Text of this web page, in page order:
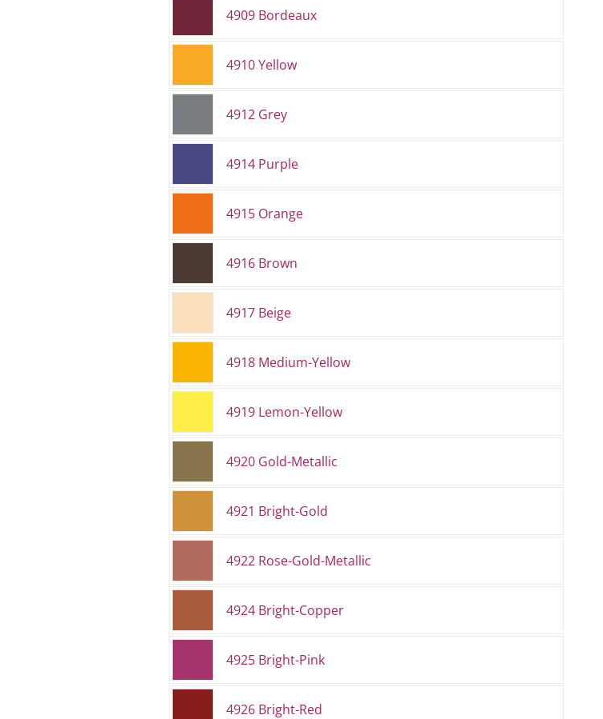
4909 Bordeaux
4910 Yellow
4912 Grey
4914 Purple
4915 Orange
4916 Brown
4917 Beige
4918 Medium-Yellow
4919 Lemon-Yellow
4920 Gold-Metallic
4921 Bright-Gold
4922 Rose-Gold-Metallic
4924 Bright-Copper
4925 Bright-Pink
4926 Bright-Red